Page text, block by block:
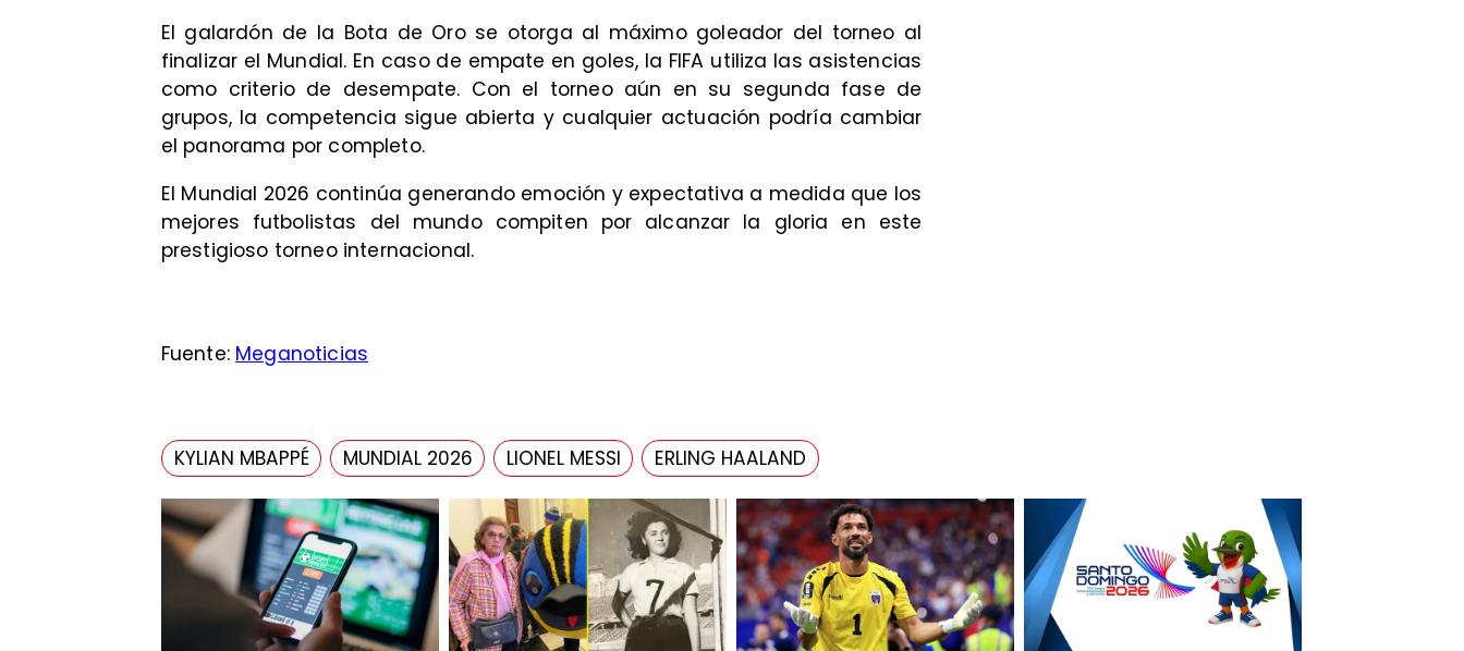
El galardón de la Bota de Oro se otorga al máximo goleador del torneo al
finalizar el Mundial. En caso de empate en goles, la FIFA utiliza las asistencias
como criterio de desempate. Con el torneo aún en su segunda fase de
grupos, la competencia sigue abierta y cualquier actuación podría cambiar
el panorama por completo.
El Mundial 2026 continúa generando emoción y expectativa a medida que los
mejores futbolistas del mundo compiten por alcanzar la gloria en este
prestigioso torneo internacional.
Fuente: Meganoticias
KYLIAN MBAPPÉ MUNDIAL 2026 LIONEL MESSI ERLING HAALAND